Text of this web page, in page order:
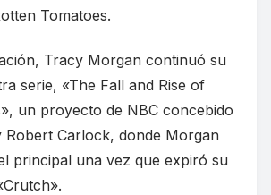
Tomatoes.
Tracy Morgan continuó su
serie, «The Fall and Rise of
un proyecto de NBC concebido
Robert Carlock, donde Morgan
principal una vez que expiró su